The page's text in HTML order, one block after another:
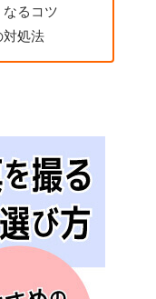
るコツ
処法